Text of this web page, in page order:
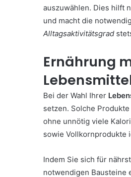
auszuwählen. Dies hilft
und macht die
Alltagsaktivitätsgrad
Ernährung
Bei der Wahl Ihrer
setzen. Solche
ohne unnötig viele
sowie Vollkornprodukte
Indem Sie sich für
notwendigen Bausteine